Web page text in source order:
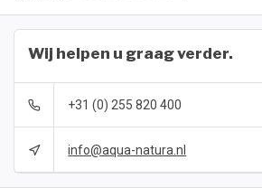
Wij helpen u graag verder.
+31 (0) 255 820 400
info@aqua-natura.nl